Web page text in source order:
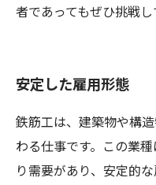
者であってもぜひ挑戦
安定した雇用形態
鉄筋工は、建築物や構
わる仕事です。この業
り需要があり、安定的